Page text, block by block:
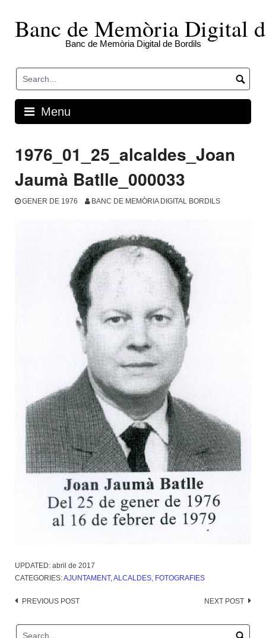
contentBanc de Memòria Digital
Banc de Memòria Digital de Bordils
Menu
1976_01_25_alcaldes_Joan
Jaumà Batlle_000033
GENER DE 1976 BANC DE MEMÒRIA DIGITAL BORDILS
UPDATED: abril de 2017
CATEGORIES:AJUNTAMENT,ALCALDES, FOTOGRAFIES
Post
PREVIOUS POST NEXT POST